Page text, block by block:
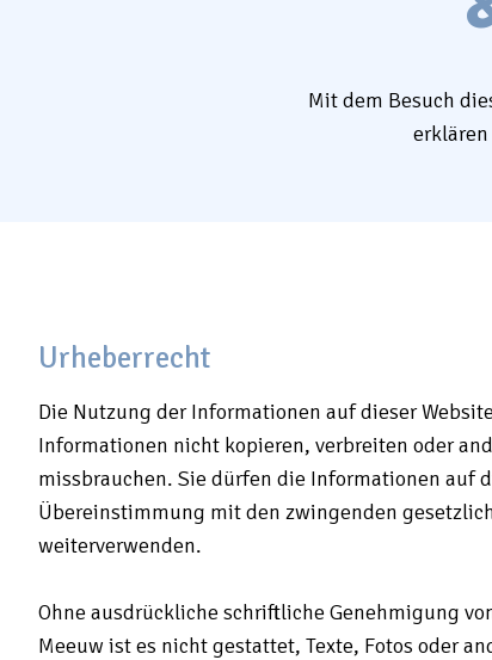
Mit dem Besuch
Urheberrecht
Die Nutzung der Informationen auf dieser
Informationen nicht kopieren, verbreiten oder
missbrauchen. Sie dürfen die Informationen auf
Übereinstimmung mit den zwingenden
weiterverwenden.
Ohne ausdrückliche schriftliche Genehmigung
Meeuw ist es nicht gestattet, Texte, Fotos oder